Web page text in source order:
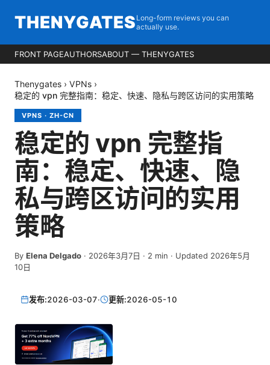
THENYGATES Long-form reviews you can
actually use.
FRONT PAGEAUTHORSABOUT — THENYGATES
Thenygates › VPNs ›
稳定的 vpn 完整指南：稳定、快速、隐私与跨区访问的实用策略
VPNS · ZH-CN
稳定的 vpn 完整指
南：稳定、快速、隐
私与跨区访问的实用
策略
By Elena Delgado · 2026年3月7日 · 2 min · Updated 2026年5月
10日
发布:2026-03-07· 更新:2026-05-10